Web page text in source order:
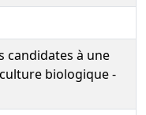
candidates à une
biologique -